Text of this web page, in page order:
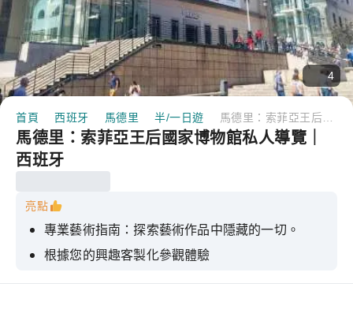
4
首頁 西班牙 馬德里 半/一日遊
馬德里：索菲亞王后國家博物館私人導覽｜
西班牙
亮點
專業藝術指南：探索藝術作品中隱藏的一切。
根據您的興趣客製化參觀體驗
一段探索現代歐洲藝術演變的旅程